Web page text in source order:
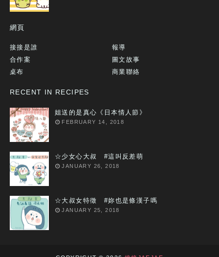
網頁
接接是誰
報導
合作案
圖文故事
桌布
商業聯絡
RECENT IN RECIPES
姐送的是真心《日本情人節》
FEBRUARY 14, 2018
☆少女心大叔 #這叫反差萌
JANUARY 26, 2018
☆大叔女特徵 #妳也是條漢子嗎
JANUARY 25, 2018